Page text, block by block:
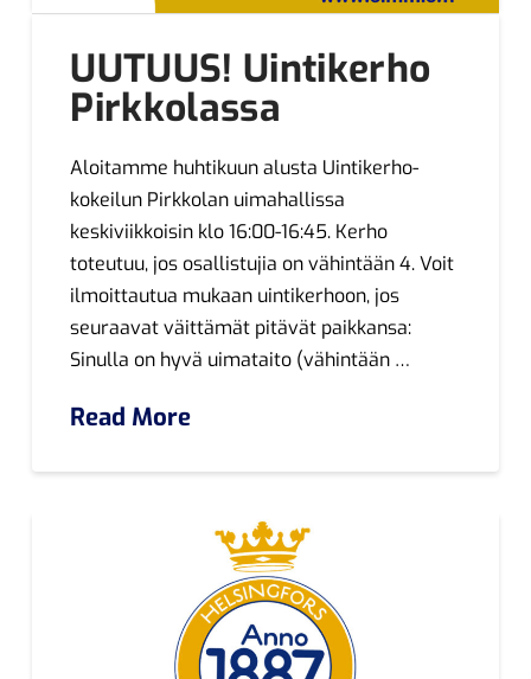
UUTUUS! Uintikerho
Pirkkolassa
Aloitamme huhtikuun alusta Uintikerho-
kokeilun Pirkkolan uimahallissa
keskiviikkoisin klo 16:00-16:45. Kerho
toteutuu, jos osallistujia on vähintään 4. Voit
ilmoittautua mukaan uintikerhoon, jos
seuraavat väittämät pitävät paikkansa:
Sinulla on hyvä uimataito (vähintään …
Read More